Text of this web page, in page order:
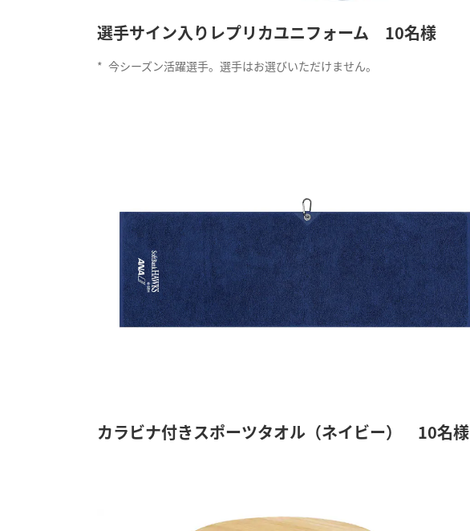
選手サイン入りレプリカユニフォーム 10名様
* 今シーズン活躍選手。選手はお選びいただけません。
カラビナ付きスポーツタオル（ネイビー） 10名様